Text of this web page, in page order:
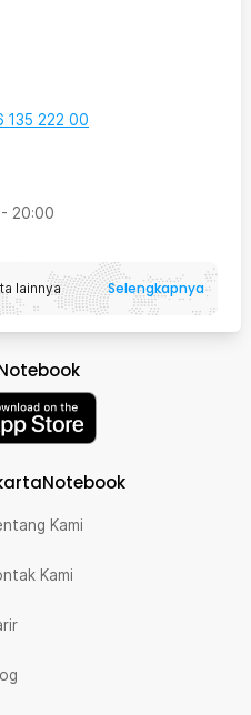
135 222 00
- 20:00
lainnya Selengkapnya
Kami
Kami